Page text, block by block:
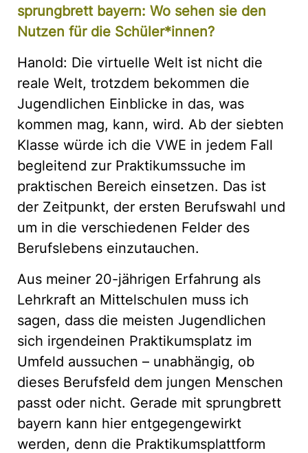
sprungbrett bayern: Wo sehen sie den
Nutzen für die Schüler*innen?
Hanold: Die virtuelle Welt ist nicht die
reale Welt, trotzdem bekommen die
Jugendlichen Einblicke in das, was
kommen mag, kann, wird. Ab der siebten
Klasse würde ich die VWE in jedem Fall
begleitend zur Praktikumssuche im
praktischen Bereich einsetzen. Das ist
der Zeitpunkt, der ersten Berufswahl und
um in die verschiedenen Felder des
Berufslebens einzutauchen.
Aus meiner 20-jährigen Erfahrung als
Lehrkraft an Mittelschulen muss ich
sagen, dass die meisten Jugendlichen
sich irgendeinen Praktikumsplatz im
Umfeld aussuchen – unabhängig, ob
dieses Berufsfeld dem jungen Menschen
passt oder nicht. Gerade mit sprungbrett
bayern kann hier entgegengewirkt
werden, denn die Praktikumsplattform